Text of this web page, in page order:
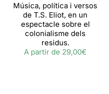
Música, política i versos
de T.S. Eliot, en un
espectacle sobre el
colonialisme dels
residus.
A partir de 29,00€